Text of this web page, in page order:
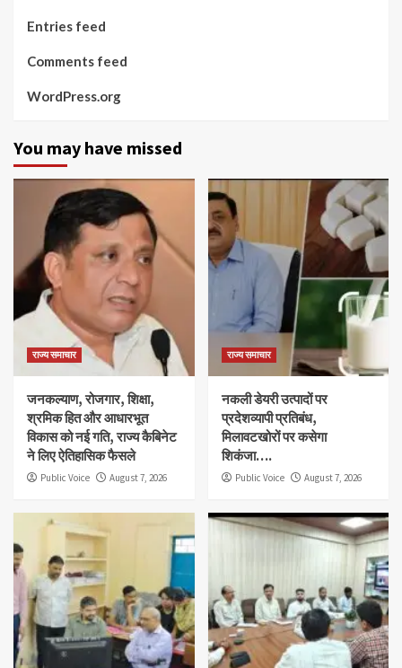
Entries feed
Comments feed
WordPress.org
You may have missed
राज्य समाचार
जनकल्याण, रोजगार, शिक्षा,
श्रमिक हित और आधारभूत
विकास को नई गति, राज्य कैबिनेट
ने लिए ऐतिहासिक फैसले
Public Voice August 7, 2026
राज्य समाचार
नकली डेयरी उत्पादों पर
प्रदेशव्यापी प्रतिबंध,
मिलावटखोरों पर कसेगा
शिकंजा….
Public Voice August 7, 2026